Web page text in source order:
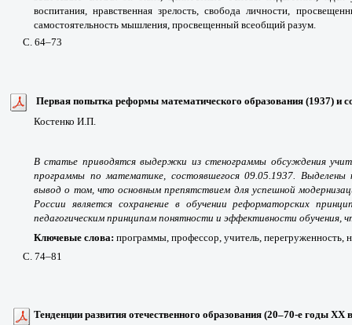
воспитания, нравственная зрелость, свобода личности,
самостоятельность мышления, просвещенный всеобщий разум.
С. 64–73
Первая попытка реформы математического образования (1937) и
Костенко И.П.
В статье приводятся выдержки из стенограммы обсуждения
программы по математике, состоявшегося 09.05.1937. Выделены
вывод о том, что основным препятствием для успешной
России является сохранение в обучении реформаторских
педагогическим принципам понятности и эффективности обучения,
Ключевые слова: программы, профессор, учитель, перегруженность,
С. 74–81
Тенденции развития отечественного образования (20–70-е годы XX